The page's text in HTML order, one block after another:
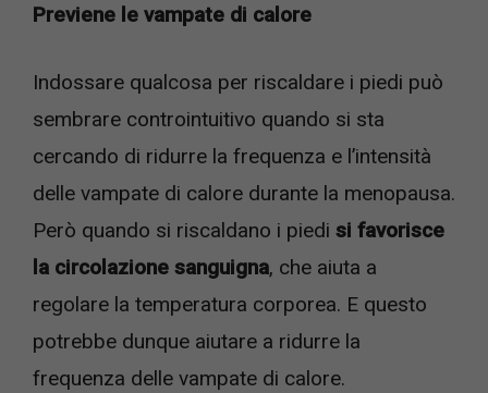
Previene le vampate di calore
Indossare qualcosa per riscaldare i piedi può
sembrare controintuitivo quando si sta
cercando di ridurre la frequenza e l’intensità
delle vampate di calore durante la menopausa.
Però quando si riscaldano i piedi si favorisce
la circolazione sanguigna, che aiuta a
regolare la temperatura corporea. E questo
potrebbe dunque aiutare a ridurre la
frequenza delle vampate di calore.